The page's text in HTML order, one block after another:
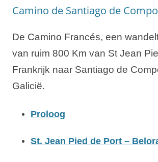
Camino de Santiago de
De Camino Francés, een
van ruim 800 Km van St Jean
Frankrijk naar Santiago de
Galicië.
Proloog
St. Jean Pied de Port –